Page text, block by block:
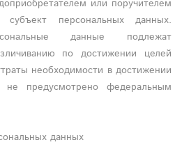
или поручителем
персональных данных.
данные подлежат
по достижении целей
необходимости в достижении
предусмотрено федеральным
данных